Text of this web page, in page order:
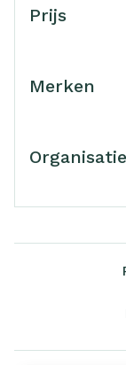
Prijs
Merken